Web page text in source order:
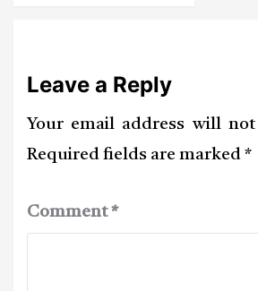
Leave a Reply
Your email address will
Required fields are marked *
Comment*